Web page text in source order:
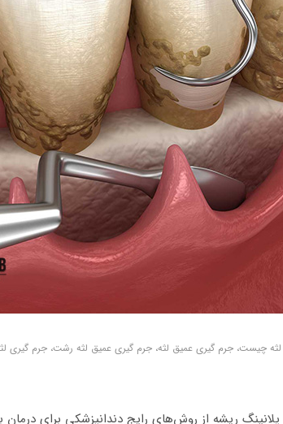
چیست، جرم گیری عمیق لثه، جرم گیری عمیق لثه رشت، جرم گیری
ریشه از روش‌های رایج دندانپزشکی برای درمان